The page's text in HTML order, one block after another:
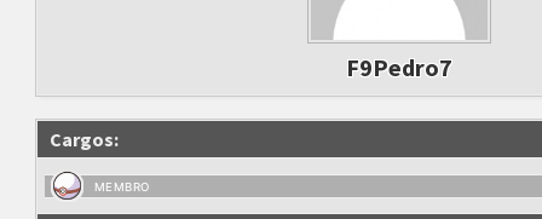
F9Pedro7
Cargos:
MEMBRO